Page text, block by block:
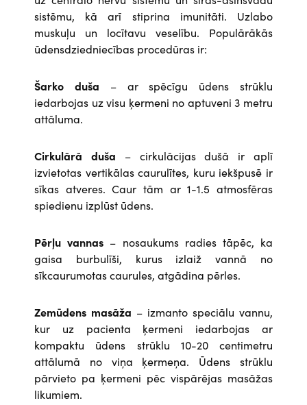
sistēmu, kā arī stiprina imunitāti. Uzlabo
muskuļu un locītavu veselību. Populārākās
ūdensdziedniecības procedūras ir:
Šarko duša –
ar spēcīgu ūdens strūklu
iedarbojas uz visu ķermeni no aptuveni 3 metru
attāluma.
Cirkulārā duša –
cirkulācijas dušā ir aplī
izvietotas vertikālas caurulītes, kuru iekšpusē ir
sīkas atveres. Caur tām ar 1-1.5 atmosfēras
spiedienu izplūst ūdens.
Pērļu vannas – nosaukums radies tāpēc, ka
gaisa burbulīši, kurus izlaiž vannā no
sīkcaurumotas caurules, atgādina pērles.
Zemūdens masāža – izmanto speciālu vannu,
kur uz pacienta ķermeni iedarbojas ar
kompaktu ūdens strūklu 10-20 centimetru
attālumā no viņa ķermeņa. Ūdens strūklu
pārvieto pa ķermeni pēc vispārējas masāžas
likumiem.